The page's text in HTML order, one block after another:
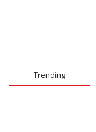
Trending